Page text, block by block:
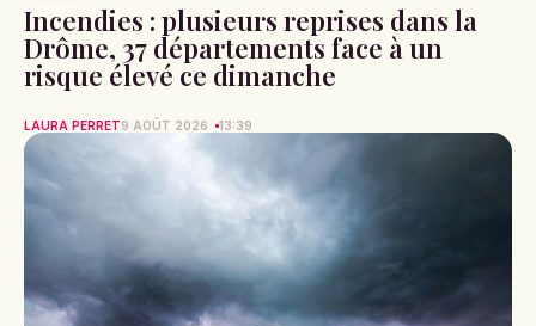
Incendies : plusieurs reprises dans la
Drôme, 37 départements face à un
risque élevé ce dimanche
LAURA PERRET9 AOÛT 2026 13:39